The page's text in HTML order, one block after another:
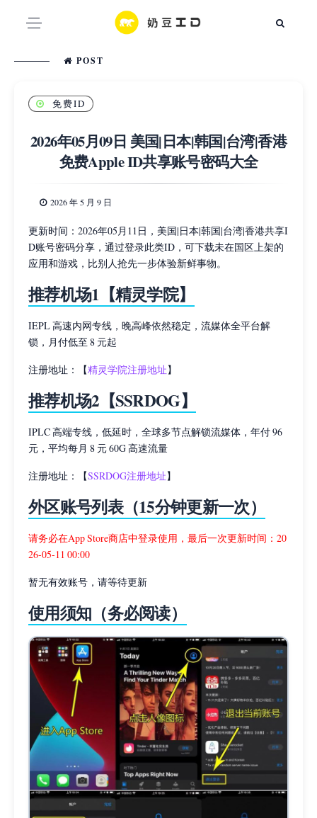
POST
免费ID
2026年05月09日 美国|日本|韩国|台湾|香港
免费Apple ID共享账号密码大全
2026 年 5 月 9 日
更新时间：2026年05月11日，美国|日本|韩国|台湾|香港共享I
D账号密码分享，通过登录此类ID，可下载未在国区上架的
应用和游戏，比别人抢先一步体验新鲜事物。
推荐机场1【精灵学院】
IEPL 高速内网专线，晚高峰依然稳定，流媒体全平台解
锁，月付低至 8 元起
注册地址：【精灵学院注册地址】
推荐机场2【SSRDOG】
IPLC 高端专线，低延时，全球多节点解锁流媒体，年付 96
元，平均每月 8 元 60G 高速流量
注册地址：【SSRDOG注册地址】
外区账号列表（15分钟更新一次）
请务必在App Store商店中登录使用，最后一次更新时间：20
26-05-11 00:00
暂无有效账号，请等待更新
使用须知（务必阅读）